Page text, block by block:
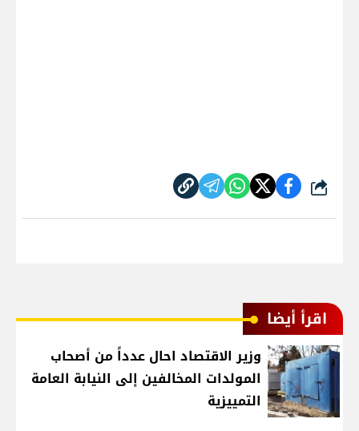
شارك
اقرأ أيضا
وزير الاقتصاد احال عدداً من أصحاب
المولدات المخالفين إلى النيابة العامة
التمييزية